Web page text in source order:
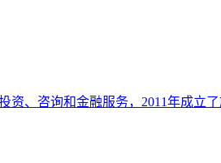
、咨询和金融服务，2011年成立